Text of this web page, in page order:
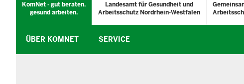
KomNet - gut beraten.
gesund arbeiten.
Landesamt für Gesundheit und
Arbeitsschutz Nordrhein-Westfalen
ÜBER KOMNET SERVICE